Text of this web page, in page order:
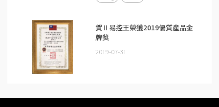
賀 !! 易控王榮獲2019優質產品金
牌獎
2019-07-31